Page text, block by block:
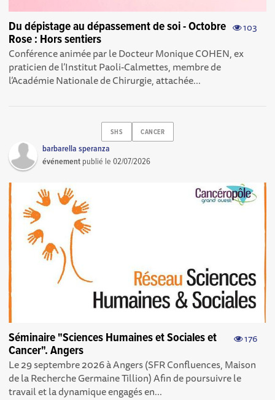
103
Du dépistage au dépassement de soi - Octobre
Rose : Hors sentiers
Conférence animée par le Docteur Monique COHEN, ex
praticien de l’Institut Paoli-Calmettes, membre de
l’Académie Nationale de Chirurgie, attachée...
SHS CANCER
barbarella speranza
événement publié le02/07/2026
176
Séminaire "Sciences Humaines et Sociales et
Cancer". Angers
Le 29 septembre 2026 à Angers (SFR Confluences, Maison
de la Recherche Germaine Tillion) Afin de poursuivre le
travail et la dynamique engagés en...